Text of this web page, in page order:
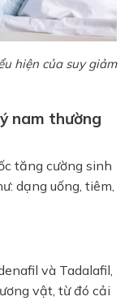
hiện của suy giảm
nam thường
tăng cường sinh
dạng uống, tiêm,
và Tadalafil,
vật, từ đó cải